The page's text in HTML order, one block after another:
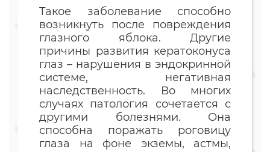
Такое заболевание способно
возникнуть после повреждения
глазного яблока. Другие
причины развития кератоконуса
глаз – нарушения в эндокринной
системе, негативная
наследственность. Во многих
случаях патология сочетается с
другими болезнями. Она
способна поражать роговицу
глаза на фоне экземы, астмы,